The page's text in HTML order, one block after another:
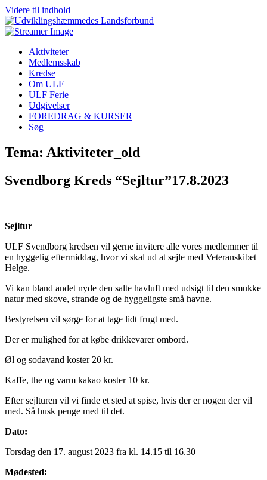
Videre til indhold
Aktiviteter
Medlemsskab
Kredse
Om ULF
ULF Ferie
Udgivelser
FOREDRAG & KURSER
Søg
Tema: Aktiviteter_old
Svendborg Kreds “Sejltur”17.8.2023
Sejltur
ULF Svendborg kredsen vil gerne invitere alle vores medlemmer til
en hyggelig eftermiddag, hvor vi skal ud at sejle med Veteranskibet
Helge.
Vi kan bland andet nyde den salte havluft med udsigt til den smukke
natur med skove, strande og de hyggeligste små havne.
Bestyrelsen vil sørge for at tage lidt frugt med.
Der er mulighed for at købe drikkevarer ombord.
Øl og sodavand koster 20 kr.
Kaffe, the og varm kakao koster 10 kr.
Efter sejlturen vil vi finde et sted at spise, hvis der er nogen der vil
med. Så husk penge med til det.
Dato:
Torsdag den 17. august 2023 fra kl. 14.15 til 16.30
Mødested: